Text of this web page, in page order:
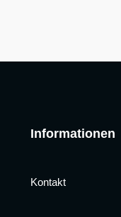
Informationen
Kontakt